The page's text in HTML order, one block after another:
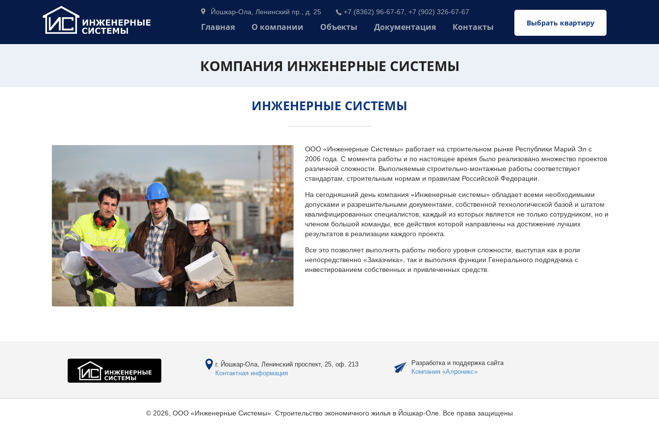
Выбрать квартиру
Йошкар-Ола, Ленинский пр., д. 25 +7 (8362) 96-67-67, +7 (902) 326-67-67
Главная О компании Объекты Документация Контакты
КОМПАНИЯ ИНЖЕНЕРНЫЕ СИСТЕМЫ
ИНЖЕНЕРНЫЕ СИСТЕМЫ
ООО «Инженерные Системы» работает на строительном рынке Республики Марий Эл с
2006 года. С момента работы и по настоящее время было реализовано множество проектов
различной сложности. Выполняемые строительно-монтажные работы соответствуют
стандартам, строительным нормам и правилам Российской Федерации.
На сегодняшний день компания «Инженерные системы» обладает всеми необходимыми
допусками и разрешительными документами, собственной технологической базой и штатом
квалифицированных специалистов, каждый из которых является не только сотрудником, но и
членом большой команды, все действия которой направлены на достижение лучших
результатов в реализации каждого проекта.
Все это позволяет выполнять работы любого уровня сложности, выступая как в роли
непосредственно «Заказчика», так и выполняя функции Генерального подрядчика с
инвестированием собственных и привлеченных средств.
г. Йошкар-Ола, Ленинский проспект, 25, оф. 213
Контактная информация
Разработка и поддержка сайта
Компания «Алроникс»
© 2026, ООО «Инженерные Системы». Строительство экономичного жилья в Йошкар-Оле. Все права защищены